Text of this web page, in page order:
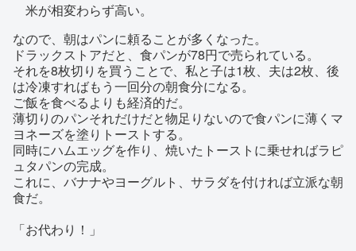
米が相変わらず高い。
なので、朝はパンに頼ることが多くなった。
ドラックストアだと、食パンが78円で売られている。
それを8枚切りを買うことで、私と子は1枚、夫は2枚、後
は冷凍すればもう一回分の朝食分になる。
ご飯を食べるよりも経済的だ。
薄切りのパンそれだけだと物足りないので食パンに薄くマ
ヨネーズを塗りトーストする。
同時にハムエッグを作り、焼いたトーストに乗せればラピ
ュタパンの完成。
これに、バナナやヨーグルト、サラダを付ければ立派な朝
食だ。
「お代わり！」